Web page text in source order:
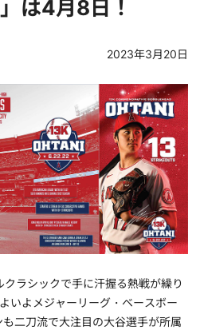
は4月8日！
2023年3月20日
ラシックで手に汗握る熱戦が繰り
いよメジャーリーグ・ベースボー
二刀流で大注目の大谷選手が所属